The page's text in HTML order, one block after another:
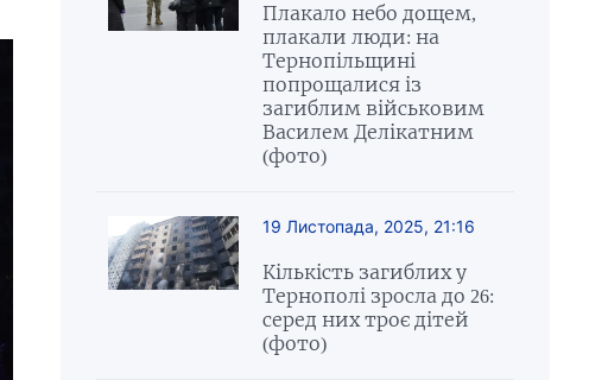
Плакало небо дощем,
плакали люди: на
Тернопільщині
попрощалися із
загиблим військовим
Василем Делікатним
(фото)
19 Листопада, 2025, 21:16
Кількість загиблих у
Тернополі зросла до 26:
серед них троє дітей
(фото)